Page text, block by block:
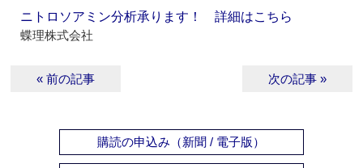
ニトロソアミン分析承ります！ 詳細はこちら
蝶理株式会社
« 前の記事 次の記事 »
購読の申込み（新聞 / 電子版）